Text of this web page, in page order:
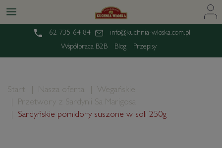
62 735 64 84
info@kuchnia-wloska.com.pl
Współpraca B2B
Blog Przepisy
Start Nasza oferta
Wegańskie
Przetwory z Sardynii Sa Marigosa
Sardyńskie pomidory suszone w soli 250g